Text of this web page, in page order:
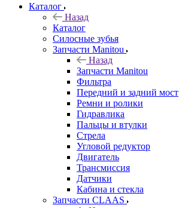
Каталог
Назад
Каталог
Cилосные зубья
Запчасти Manitou
Назад
Запчасти Manitou
Фильтра
Передний и задний мост
Ремни и ролики
Гидравлика
Пальцы и втулки
Стрела
Угловой редуктор
Двигатель
Трансмиссия
Датчики
Кабина и стекла
Запчасти CLAAS